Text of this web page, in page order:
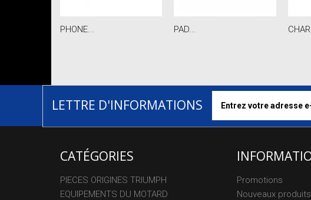
PHONE... PAD...
LETTRE D'INFORMATIONS
CATÉGORIES
PIECES ORIGINES TRIUMPH
EQUIPEMENTS DU MOTARD
Promotions
Nouveaux produits